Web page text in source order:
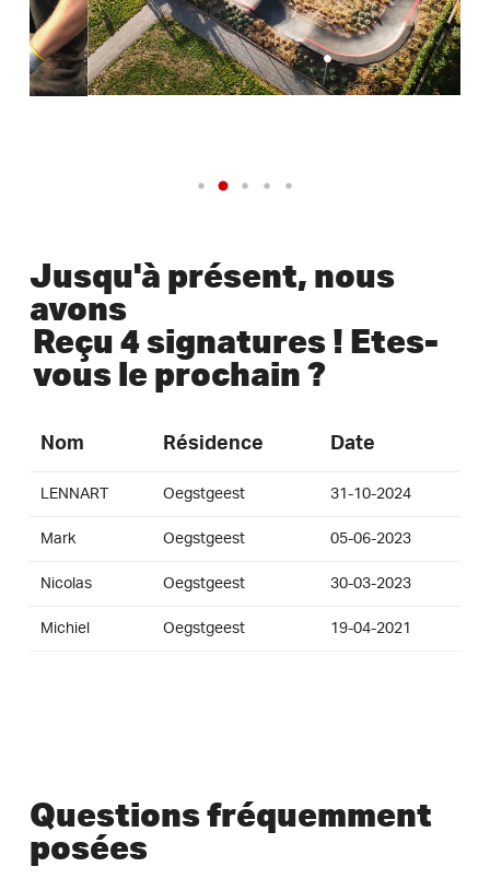
Jusqu'à présent, nous
avons
Reçu 4 signatures ! Etes-
vous le prochain ?
Nom Résidence Date
LENNART Oegstgeest 31-10-2024
Mark Oegstgeest 05-06-2023
Nicolas Oegstgeest 30-03-2023
Michiel Oegstgeest 19-04-2021
Questions fréquemment
posées